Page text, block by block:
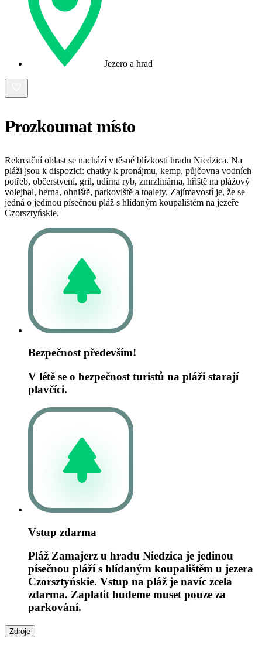
Jezero a hrad
Prozkoumat místo
Rekreační oblast se nachází v těsné blízkosti hradu Niedzica. Na
pláži jsou k dispozici: chatky k pronájmu, kemp, půjčovna vodních
potřeb, občerstvení, gril, udírna ryb, zmrzlinárna, hřiště na plážový
volejbal, herna, ohniště, parkoviště a toalety. Zajímavostí je, že se
jedná o jedinou písečnou pláž s hlídaným koupalištěm na jezeře
Czorsztyńskie.
Bezpečnost především!
V létě se o bezpečnost turistů na pláži starají
plavčíci.
Vstup zdarma
Pláž Zamajerz u hradu Niedzica je jedinou
písečnou pláží s hlídaným koupalištěm u jezera
Czorsztyńskie. Vstup na pláž je navíc zcela
zdarma. Zaplatit budeme muset pouze za
parkování.
Zdroje